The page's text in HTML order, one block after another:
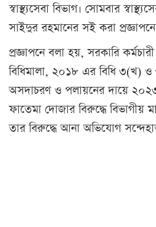
স্বাস্থ্যসেবা বিভাগ। সোমবার
সাইদুর রহমানের সই করা
প্রজ্ঞাপনে বলা হয়, সরকারি
বিধিমালা, ২০১৮ এর বিধি ৩(খ)
অসদাচরণ ও পলায়নের দায়ে
ফাতেমা দোজার বিরুদ্ধে বিভাগীয়
তার বিরুদ্ধে আনা অভিযোগ